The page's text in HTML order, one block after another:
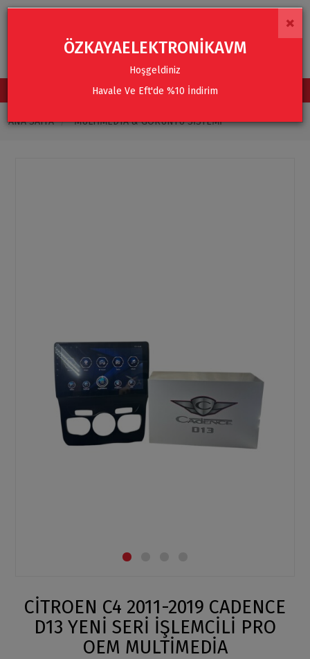
TÜM KATEGORİLER
ANA SAYFA MULTIMEDYA & GÖRÜNTÜ SISTEMI
CİTROEN C4 2011-2019 CADENCE
D13 YENİ SERİ İŞLEMCİLİ PRO
OEM MULTİMEDİA
×
ÖZKAYAELEKTRONİKAVM
Hoşgeldiniz
Havale Ve Eft'de %10 İndirim